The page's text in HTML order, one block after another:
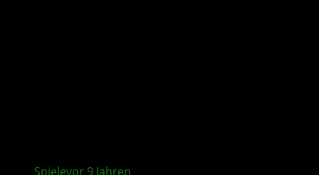
Spielevor 9 Jahren